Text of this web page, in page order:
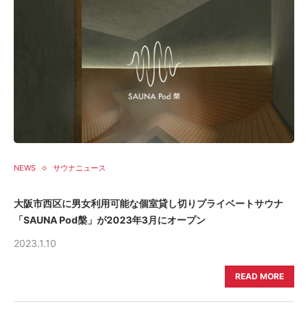
NEWS サウナニュース
大阪市西区に男女利用可能な個室貸し切りプライベートサウナ
「SAUNA Pod槃」が2023年3月にオープン
2023.1.10
READ MORE